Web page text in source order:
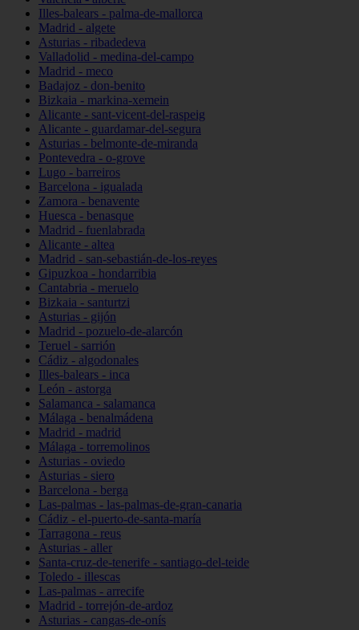
Illes-balears - palma-de-mallorca
Madrid - algete
Asturias - ribadedeva
Valladolid - medina-del-campo
Madrid - meco
Badajoz - don-benito
Bizkaia - markina-xemein
Alicante - sant-vicent-del-raspeig
Alicante - guardamar-del-segura
Asturias - belmonte-de-miranda
Pontevedra - o-grove
Lugo - barreiros
Barcelona - igualada
Zamora - benavente
Huesca - benasque
Madrid - fuenlabrada
Alicante - altea
Madrid - san-sebastián-de-los-reyes
Gipuzkoa - hondarribia
Cantabria - meruelo
Bizkaia - santurtzi
Asturias - gijón
Madrid - pozuelo-de-alarcón
Teruel - sarrión
Cádiz - algodonales
Illes-balears - inca
León - astorga
Salamanca - salamanca
Málaga - benalmádena
Madrid - madrid
Málaga - torremolinos
Asturias - oviedo
Asturias - siero
Barcelona - berga
Las-palmas - las-palmas-de-gran-canaria
Cádiz - el-puerto-de-santa-maría
Tarragona - reus
Asturias - aller
Santa-cruz-de-tenerife - santiago-del-teide
Toledo - illescas
Las-palmas - arrecife
Madrid - torrejón-de-ardoz
Asturias - cangas-de-onís